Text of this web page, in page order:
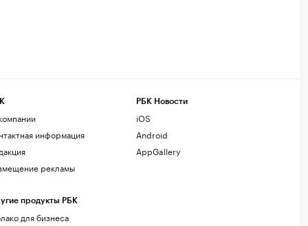
информация
рекламы
продукты РБК
для бизнеса
РБК Новости
iOS
Android
AppGallery